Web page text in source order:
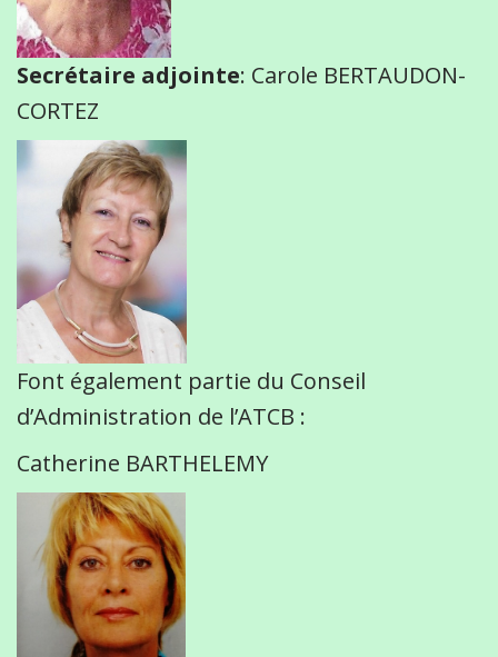
Secrétaire adjointe: Carole BERTAUDON-
CORTEZ
Font également partie du Conseil
d’Administration de l’ATCB :
Catherine BARTHELEMY